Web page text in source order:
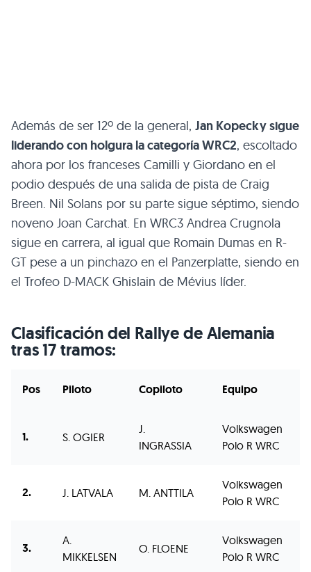
Además de ser 12º de la general, Jan Kopecky sigue
liderando con holgura la categoría WRC2, escoltado
ahora por los franceses Camilli y Giordano en el
podio después de una salida de pista de Craig
Breen. Nil Solans por su parte sigue séptimo, siendo
noveno Joan Carchat. En WRC3 Andrea Crugnola
sigue en carrera, al igual que Romain Dumas en R-
GT pese a un pinchazo en el Panzerplatte, siendo en
el Trofeo D-MACK Ghislain de Mévius líder.
Clasificación del Rallye de Alemania
tras 17 tramos:
Pos Piloto Copiloto Equipo
1. S. OGIER
J.
INGRASSIA
Volkswagen
Polo R WRC
2. J. LATVALA M. ANTTILA
Volkswagen
Polo R WRC
3.
A.
MIKKELSEN
O. FLOENE
Volkswagen
Polo R WRC